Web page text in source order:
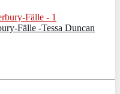
Fälle -Tessa Duncan